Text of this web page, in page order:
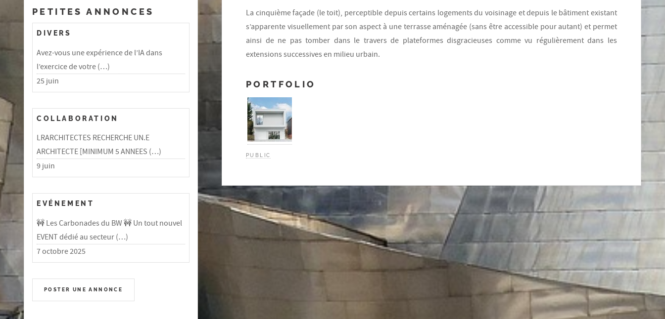
La cinquième façade (le toit), perceptible depuis certains logements du voisinage et depuis le bâtiment existant
s’apparente visuellement par son aspect à une terrasse aménagée (sans être accessible pour autant) et permet
ainsi de ne pas tomber dans le travers de plateformes disgracieuses comme vu régulièrement dans les
extensions successives en milieu urbain.
PORTFOLIO
PUBLIC
PETITES ANNONCES
DIVERS
Avez-vous une expérience de l’IA dans
l’exercice de votre (…)
25 juin
COLLABORATION
LRARCHITECTES RECHERCHE UN.E
ARCHITECTE [MINIMUM 5 ANNEES (…)
9 juin
EVÉNEMENT
🚧 Les Carbonades du BW 🚧 Un tout nouvel
EVENT dédié au secteur (…)
7 octobre 2025
POSTER UNE ANNONCE